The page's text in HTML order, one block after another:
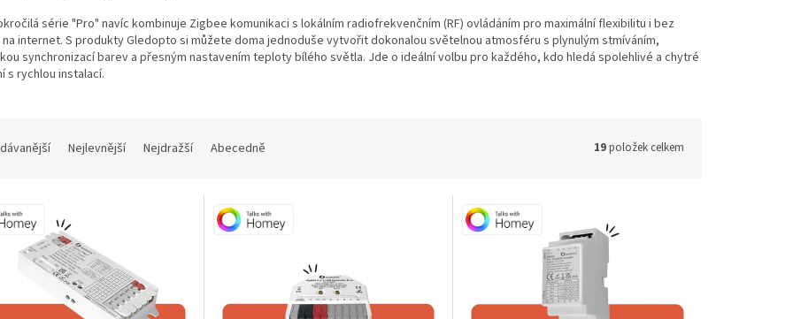
série "Pro" navíc kombinuje Zigbee komunikaci s lokálním radiofrekvenčním (RF) ovládáním pro maximální flexibilitu i bez
internet. S produkty Gledopto si můžete doma jednoduše vytvořit dokonalou světelnou atmosféru s plynulým stmíváním,
synchronizací barev a přesným nastavením teploty bílého světla. Jde o ideální volbu pro každého, kdo hledá spolehlivé a chytré
s rychlou instalací.
Nejlevnější Nejdražší Abecedně 19položek celkem